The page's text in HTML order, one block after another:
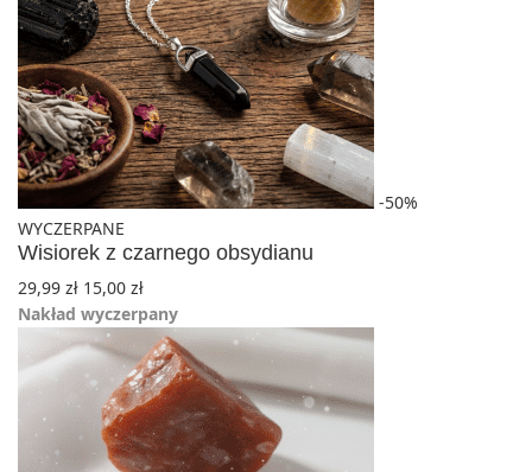
-50%
WYCZERPANE
Wisiorek z czarnego obsydianu
29,99 zł 15,00 zł
Nakład wyczerpany